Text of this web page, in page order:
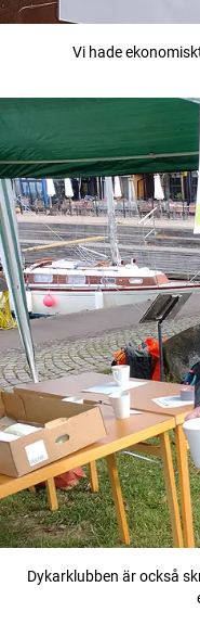
Vi hade
Dykarklubben är också